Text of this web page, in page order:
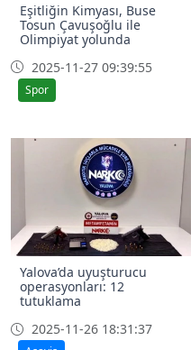
Eşitliğin Kimyası, Buse
Tosun Çavuşoğlu ile
Olimpiyat yolunda
2025-11-27 09:39:55
Spor
Yalova’da uyuşturucu
operasyonları: 12
tutuklama
2025-11-26 18:31:37